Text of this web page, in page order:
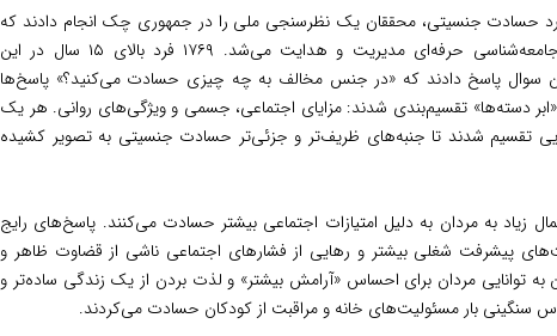
حسادت جنسیتی، محققان یک نظرسنجی ملی را در جمهوری چک انجام دادند که
توسط یک موسسه تحقیقاتی جامعه‌شناسی حرفه‌ای مدیریت و هدایت می‌شد. ۱۷۶۹ فرد بالای ۱۵ سال در این
سوال پاسخ دادند که «در جنس مخالف به چه چیزی حسادت می‌کنید؟» پاسخ‌ها
دسته‌ها» تقسیم‌بندی شدند: مزایای اجتماعی، جسمی و ویژگی‌های روانی. هر یک
تقسیم شدند تا جنبه‌های ظریف‌تر و جزئی‌تر حسادت جنسیتی به تصویر کشیده
زیاد به مردان به دلیل امتیازات اجتماعی بیشتر حسادت می‌کنند. پاسخ‌های رایج
پیشرفت شغلی بیشتر و رهایی از فشارهای اجتماعی ناشی از قضاوت ظاهر و
به توانایی مردان برای احساس «آرامش بیشتر» و لذت بردن از یک زندگی ساده‌تر و
سنگینی بار مسئولیت‌های خانه و مراقبت از کودکان حسادت می‌کردند.